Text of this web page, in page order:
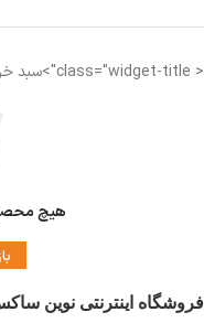
< class="widget-title">سبد خرید
هیچ
فروشگاه اینترنتی نوین